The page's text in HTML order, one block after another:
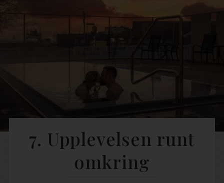
7. Upplevelsen runt
omkring